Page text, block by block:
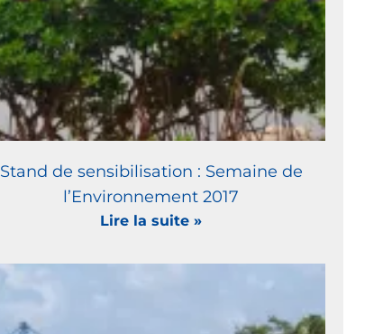
Stand de sensibilisation : Semaine de
l’Environnement 2017
Lire la suite »